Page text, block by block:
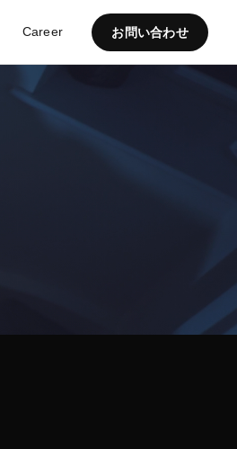
Career お問い合わせ